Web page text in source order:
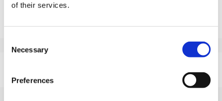
of their services.
Selection
Necessary
Preferences
Produktinformation
EAN
Nicht markierende Lauffläche